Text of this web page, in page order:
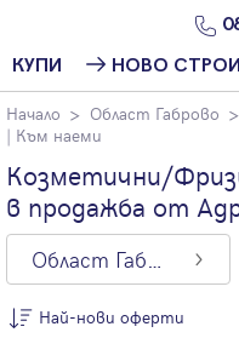
КУПИ
да купя
с
НОВО
Ново
София
Ново
Начало Област Габрово
| Към наеми
Козметични/
в продажба от
Област Габрово
Най-нови оферти